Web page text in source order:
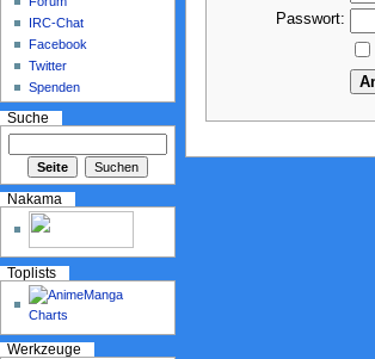
Passwort:
IRC-Chat
Facebook
Twitter
Spenden
Suche
Nakama
Toplists
Werkzeuge